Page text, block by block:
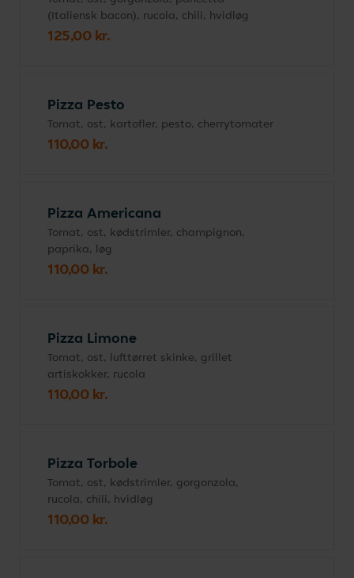
(Italiensk bacon), rucola, chili, hvidløg
125,00 kr.
Pizza Pesto
Tomat, ost, kartofler, pesto, cherrytomater
110,00 kr.
Pizza Americana
Tomat, ost, kødstrimler, champignon,
paprika, løg
110,00 kr.
Pizza Limone
Tomat, ost, lufttørret skinke, grillet
artiskokker, rucola
110,00 kr.
Pizza Torbole
Tomat, ost, kødstrimler, gorgonzola,
rucola, chili, hvidløg
110,00 kr.